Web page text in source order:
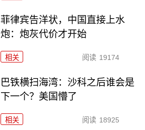
菲律宾告洋状，中国直接上水
炮：炮灰代价才开始
相关 阅读 19174
巴铁横扫海湾：沙科之后谁会是
下一个？美国懵了
相关 阅读 18925